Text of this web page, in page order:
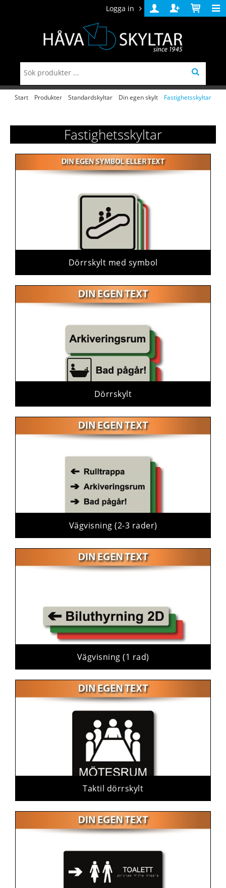
Logga in
Logga
in
Skapa
konto
Varukorg
Start Produkter Standardskyltar Din egen skylt Fastighetsskyltar
Fastighetsskyltar
Dörrskylt med symbol
Dörrskylt
Vägvisning (2-3 rader)
Vägvisning (1 rad)
Taktil dörrskylt